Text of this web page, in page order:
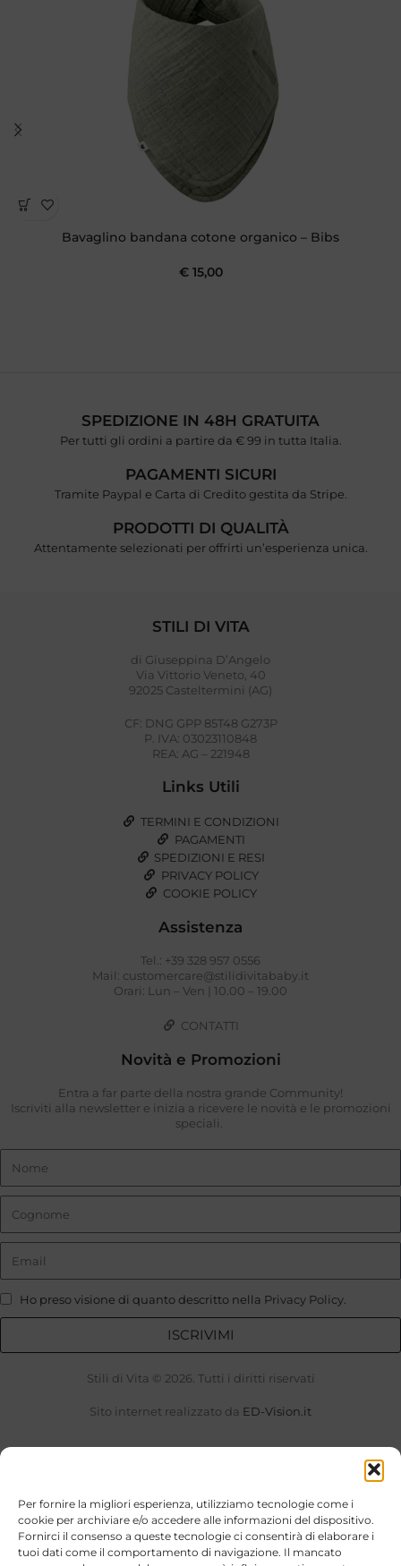
Per fornire la migliori esperienza, utilizziamo tecnologie come i
cookie per archiviare e/o accedere alle informazioni del dispositivo.
Fornirci il consenso a queste tecnologie ci consentirà di elaborare i
tuoi dati come il comportamento di navigazione. Il mancato
Bavaglino bandana cotone organico – Bibs
€15,00
SPEDIZIONE IN 48H GRATUITA
Per tutti gli ordini a partire da € 99 in tutta Italia.
PAGAMENTI SICURI
Tramite Paypal e Carta di Credito gestita da Stripe.
PRODOTTI DI QUALITÀ
Attentamente selezionati per offrirti un’esperienza unica.
STILI DI VITA
di Giuseppina D’Angelo
Via Vittorio Veneto, 40
92025 Casteltermini (AG)
CF: DNG GPP 85T48 G273P
P. IVA: 03023110848
REA: AG – 221948
Links Utili
TERMINI E CONDIZIONI
PAGAMENTI
SPEDIZIONI E RESI
PRIVACY POLICY
COOKIE POLICY
Assistenza
Tel.: +39 328 957 0556
Mail: customercare@stilidivitababy.it
Orari: Lun – Ven | 10.00 – 19.00
CONTATTI
Novità e Promozioni
Entra a far parte della nostra grande Community!
Iscriviti alla newsletter e inizia a ricevere le novità e le promozioni
speciali.
Ho preso visione di quanto descritto nella Privacy Policy
ISCRIVIMI
Stili di Vita © 2026. Tutti i diritti riservati
Sito internet realizzato da ED-Vision.it